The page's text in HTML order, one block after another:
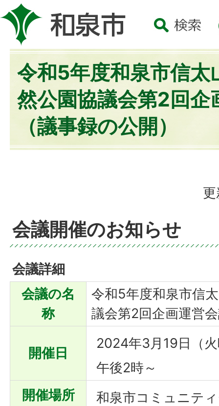
令和5年度和泉市信太
然公園協議会第2回企
（議事録の公開）
会議開催のお知らせ
会議詳細
会議の名
称
令和5年度和泉市信
議会第2回企画運営
開催日
2024年3月19日（
午後2時～
開催場所
和泉市コミュニテ